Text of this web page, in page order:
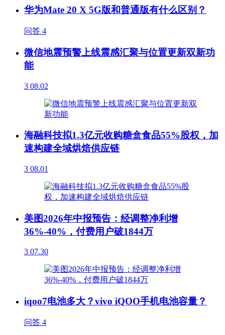
华为Mate 20 X 5G版和普通版有什么区别？
问答 4
微信地震预警上线震感汇聚与位置更新双新功
能
3 08.02
海融科技拟1.3亿元收购糖盒食品55%股权，加
速构建全域烘焙供应链
3 08.01
美图2026年中报预告：经调整净利增
36%-40%，付费用户破1844万
3 07.30
iqoo7电池多大？vivo iQOO手机电池容量？
问答 4